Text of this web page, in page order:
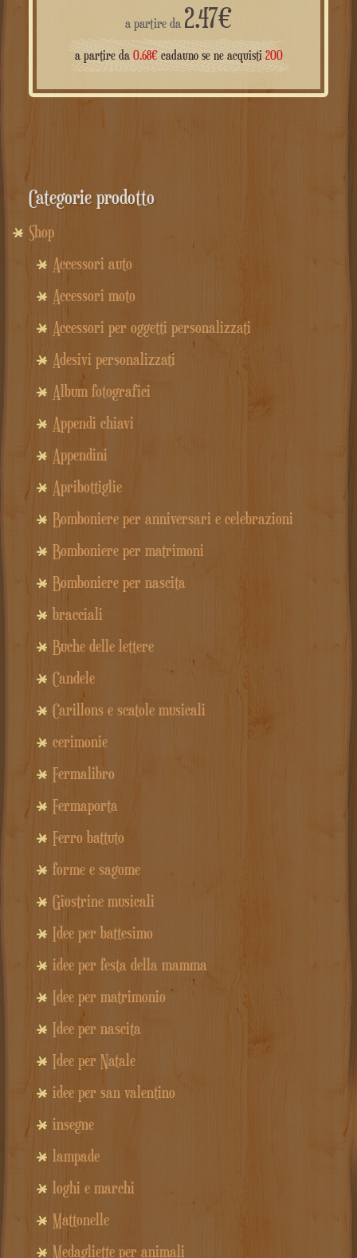
a partire da 2.47€
a partire da 0.68€cadauno se ne acquisti 200
Categorie prodotto
Shop
Accessori auto
Accessori moto
Accessori per oggetti personalizzati
Adesivi personalizzati
Album fotografici
Appendi chiavi
Appendini
Apribottiglie
Bomboniere per anniversari e celebrazioni
Bomboniere per matrimoni
Bomboniere per nascita
bracciali
Buche delle lettere
Candele
Carillons e scatole musicali
cerimonie
Fermalibro
Fermaporta
Ferro battuto
forme e sagome
Giostrine musicali
Idee per battesimo
idee per festa della mamma
Idee per matrimonio
Idee per nascita
Idee per Natale
idee per san valentino
insegne
lampade
loghi e marchi
Mattonelle
Medagliette per animali